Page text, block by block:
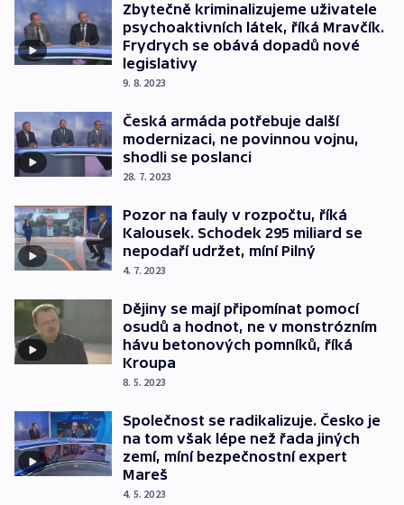
Zbytečně kriminalizujeme uživatele
psychoaktivních látek, říká Mravčík.
Frydrych se obává dopadů nové
legislativy
9. 8. 2023
Česká armáda potřebuje další
modernizaci, ne povinnou vojnu,
shodli se poslanci
28. 7. 2023
Pozor na fauly v rozpočtu, říká
Kalousek. Schodek 295 miliard se
nepodaří udržet, míní Pilný
4. 7. 2023
Dějiny se mají připomínat pomocí
osudů a hodnot, ne v monstrózním
hávu betonových pomníků, říká
Kroupa
8. 5. 2023
Společnost se radikalizuje. Česko je
na tom však lépe než řada jiných
zemí, míní bezpečnostní expert
Mareš
4. 5. 2023